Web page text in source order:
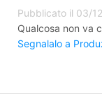
Pubblicato il 03/
Qualcosa non va
Segnalalo a